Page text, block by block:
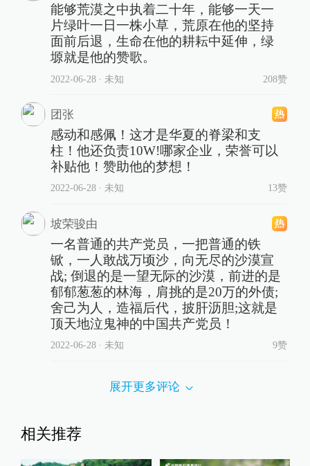
能够荒漠之中执着二十年，能够一天一
片绿叶一日一株小草，荒原在他的坚持
面前后退，生命在他的耕耘中延伸，绿
塬就是他的赞歌。
2022-06-28∙ 未知 208赞
团张
感动和感佩！这才是华夏的脊梁和支
柱！他还负责10W!哪家企业，荣誉可以
补贴他！赞助他的梦想！
2022-06-28∙ 未知 13赞
坡荣骏由
一名普通的共产党员，一把普通的铁
锨，一人敢战万顷沙，向无尽的沙漠宣
战; 倒退的是一望无际的沙漠，前进的是
郁郁葱葱的林海，肩挑的是20万的外债;
舍己为人，造福后代，披肝沥胆;这就是
顶天地泣鬼神的中国共产党员！
2022-06-28∙ 未知 9赞
展开更多评论
相关推荐